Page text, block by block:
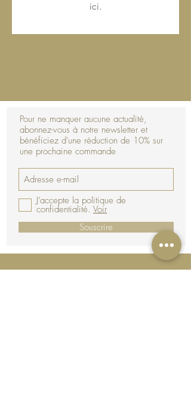
ici.
Pour ne manquer aucune actualité,
abonnez-vous à notre newsletter et
bénéficiez d'une réduction de 10% sur
une prochaine commande
J’accepte la politique de
confidentialité. Voir
Souscrire